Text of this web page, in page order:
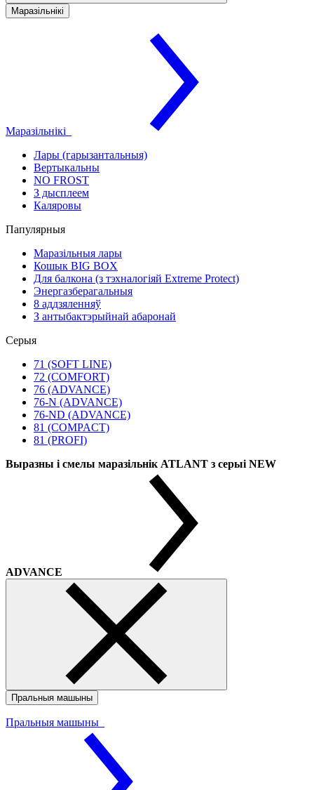
Маразільнікі
Маразільнікі
Лары (гарызантальныя)
Вертыкальны
NO FROST
З дысплеем
Каляровы
Папулярныя
Маразільныя лары
Кошык BIG BOX
Для балкона (з тэхналогіяй Extreme Protect)
Энергазберагальныя
8 аддзяленняў
З антыбактэрыйнай абаронай
Серыя
71 (SOFT LINE)
72 (COMFORT)
76 (ADVANCE)
76-N (ADVANCE)
76-ND (ADVANCE)
81 (COMPACT)
81 (PROFI)
Выразны і смелы маразільнік ATLANT з серыі NEW
ADVANCE
Пральныя машыны
Пральныя машыны